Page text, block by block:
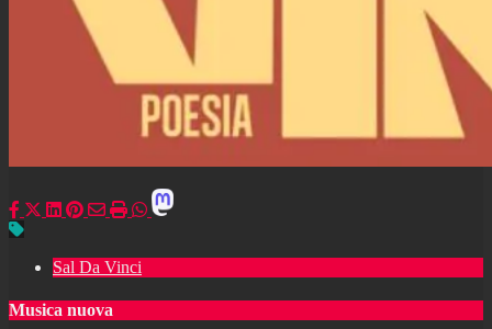
Sal Da Vinci
Musica nuova